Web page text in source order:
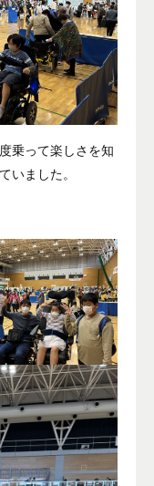
乗って楽しさを知
いました。